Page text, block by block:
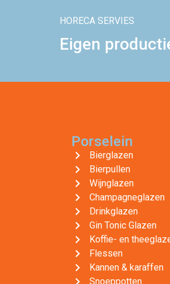
HORECA SERVIES
Eigen
Porselein
Bierglazen
Bierpullen
Wijnglazen
Champagneglazen
Drinkglazen
Gin Tonic Glazen
Koffie- en
Flessen
Kannen & karaffen
Snoeppotten